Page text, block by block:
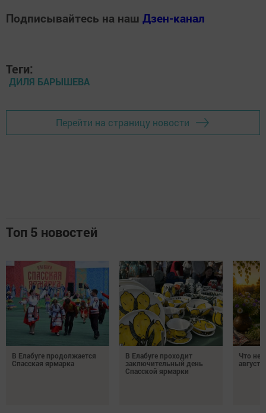
Подписывайтесь на наш Дзен-канал
Теги:
ДИЛЯ БАРЫШЕВА
Перейти на страницу новости
Топ 5 новостей
В Елабуге продолжается
Спасская ярмарка
В Елабуге проходит
заключительный день
Спасской ярмарки
Что